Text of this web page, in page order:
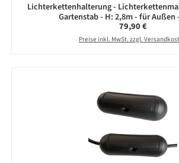
Lichterkettenhalterung -
Gartenstab - H: 2,8m - für Außen
Regulärer Preis:
79,90 €
Preise inkl. MwSt. zzgl.